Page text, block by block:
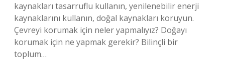
kaynakları tasarruflu kullanın, yenilenebilir enerji
kaynaklarını kullanın, doğal kaynakları koruyun.
Çevreyi korumak için neler yapmalıyız? Doğayı
korumak için ne yapmak gerekir? Bilinçli bir
toplum…